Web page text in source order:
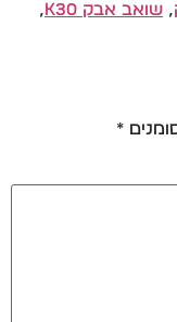
, שואב אבק K30
,
*